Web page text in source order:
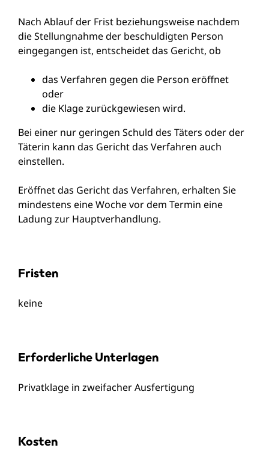
Nach Ablauf der Frist beziehungsweise nachdem
die Stellungnahme der beschuldigten Person
eingegangen ist, entscheidet das Gericht, ob
das Verfahren gegen die Person eröffnet
oder
die Klage zurückgewiesen wird.
Bei einer nur geringen Schuld des Täters oder der
Täterin kann das Gericht das Verfahren auch
einstellen.
Eröffnet das Gericht das Verfahren, erhalten Sie
mindestens eine Woche vor dem Termin eine
Ladung zur Hauptverhandlung.
Fristen
keine
Erforderliche Unterlagen
Privatklage in zweifacher Ausfertigung
Kosten